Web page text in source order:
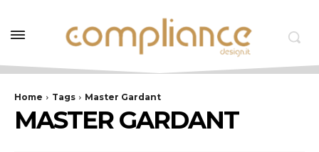
Home Tags Master Gardant
MASTER GARDANT